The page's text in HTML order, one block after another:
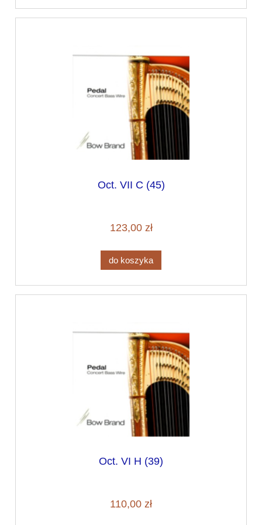
Oct. VII C (45)
123,00 zł
do koszyka
Oct. VI H (39)
110,00 zł